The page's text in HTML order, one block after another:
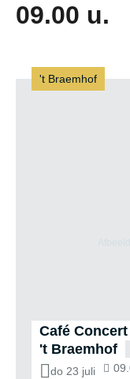
09.00 u.
Café
't Braemhof
do 23 juli
't Braemhof